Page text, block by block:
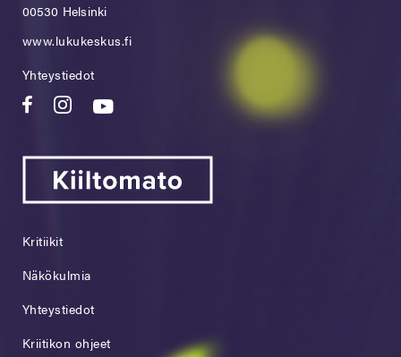
00530 Helsinki
www.lukukeskus.fi
Yhteystiedot
Kritiikit
Näkökulmia
Yhteystiedot
Kriitikon ohjeet